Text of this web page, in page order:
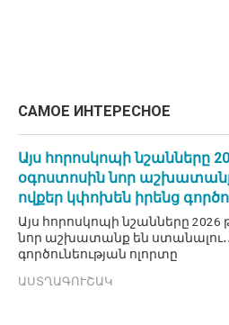
САМОЕ ИНТЕРЕСНОЕ
Այս հորոսկոպի նշանները
օգոստոսին նոր աշխատանք
ովքեր կփոխեն իրենց
Այս հորոսկոպի նշանները
նոր աշխատանք են
գործունեության ոլորտը
ԱՍՏՂԱԳՈՒՇԱԿ